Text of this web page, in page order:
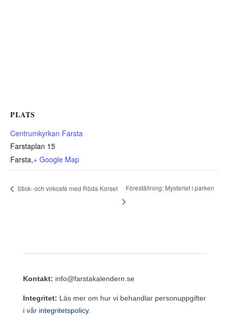
PLATS
Centrumkyrkan Farsta
Farstaplan 15
Farsta,+ Google Map
Stick- och virkcafé med Röda Korset Föreställning: Mysteriet i parken
Kontakt: info@farstakalendern.se
Integritet: Läs mer om hur vi behandlar personuppgifter
i vår integritetspolicy.